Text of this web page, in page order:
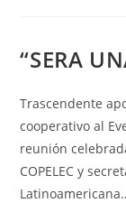
“SERA
Trascendente
cooperativo al
reunión
COPELEC y